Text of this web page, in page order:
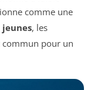
comme une
jeunes, les
commun pour un